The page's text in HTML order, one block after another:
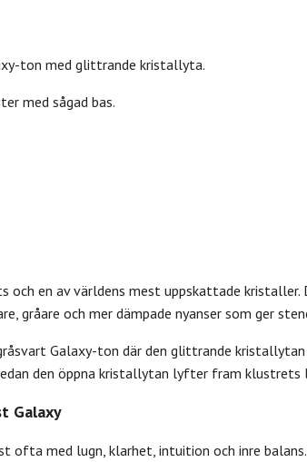
ton med glittrande kristallyta.
med sågad bas.
och en av världens mest uppskattade
gråare och mer dämpade nyanser som ger
Galaxy-ton där den glittrande
den öppna kristallytan lyfter fram klustrets
Galaxy
ofta med lugn, klarhet, intuition och inre